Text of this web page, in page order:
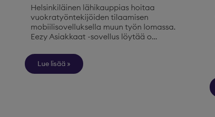
Helsinkiläinen lähikauppias hoitaa
vuokratyöntekijöiden tilaamisen
mobiilisovelluksella muun työn lomassa.
Eezy Asiakkaat -sovellus löytää o…
Lue lisää